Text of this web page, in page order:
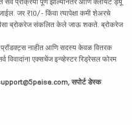
जर ₹10/- किंवा त्यापेक्षा कमी शेअरचे
ब्रोकरेज संकलित केले जाऊ शकते. ब्रोकरेज
नाहीत आणि सदस्य केवळ वितरक
विवादांना एक्सचेंज इन्व्हेस्टर रिड्रेसल फोरम
सपोर्ट डेस्क